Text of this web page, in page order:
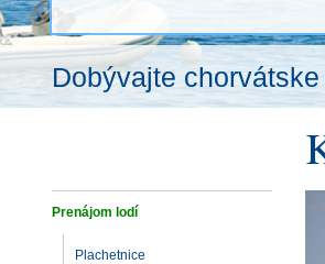
Dobývajte chorvátske
Prenájom lodí
Plachetnice